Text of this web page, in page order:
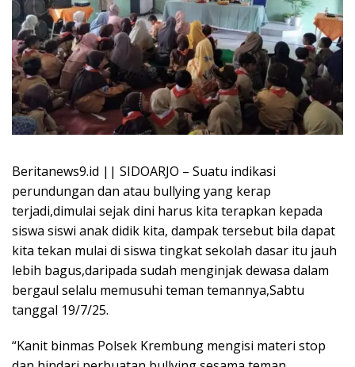
Beritanews9.id || SIDOARJO – Suatu indikasi
perundungan dan atau bullying yang kerap
terjadi,dimulai sejak dini harus kita terapkan kepada
siswa siswi anak didik kita, dampak tersebut bila dapat
kita tekan mulai di siswa tingkat sekolah dasar itu jauh
lebih bagus,daripada sudah menginjak dewasa dalam
bergaul selalu memusuhi teman temannya,Sabtu
tanggal 19/7/25.
“Kanit binmas Polsek Krembung mengisi materi stop